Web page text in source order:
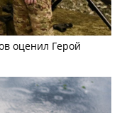
оценил Герой